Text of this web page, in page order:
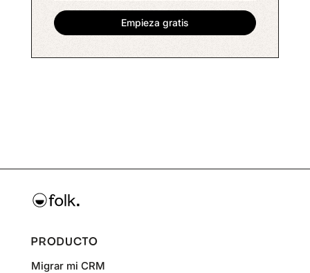
PRODUCTO
Migrar mi CRM